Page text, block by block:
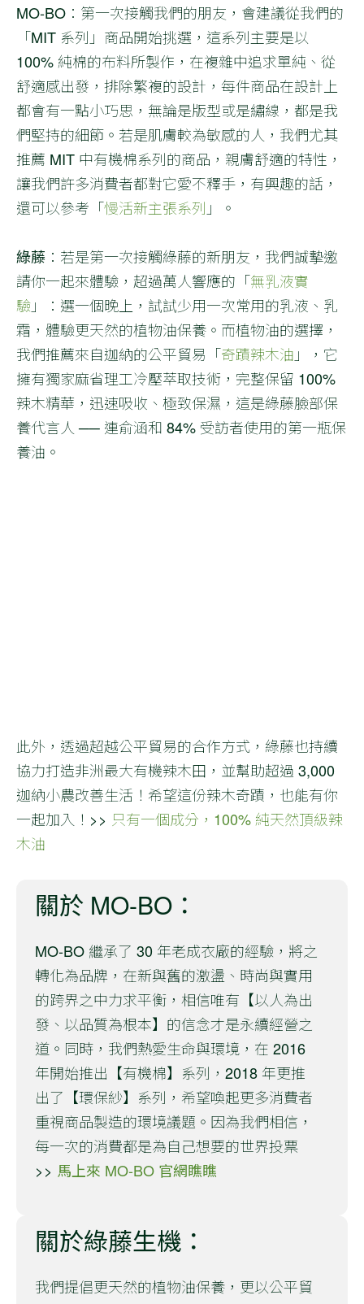
MO-BO ：第一次接觸我們的朋友，會建議從我們的
「MIT 系列」商品開始挑選，這系列主要是以
100% 純棉的布料所製作，在複雜中追求單純、從
舒適感出發，排除繁複的設計，每件商品在設計上
都會有一點小巧思，無論是版型或是繡線，都是我
們堅持的細節。若是肌膚較為敏感的人，我們尤其
推薦 MIT 中有機棉系列的商品，親膚舒適的特性，
讓我們許多消費者都對它愛不釋手，有興趣的話，
還可以參考「慢活新主張系列 」。
綠藤 ：若是第一次接觸綠藤的新朋友，我們誠摯邀
請你一起來體驗，超過萬人響應的「無乳液實
驗」：選一個晚上，試試少用一次常用的乳液、乳
霜，體驗更天然的植物油保養。而植物油的選擇，
我們推薦來自迦納的公平貿易「奇蹟辣木油 」，它
擁有獨家麻省理工冷壓萃取技術，完整保留 100%
辣木精華，迅速吸收、極致保濕，這是綠藤臉部保
養代言人 ── 連俞涵和 84% 受訪者使用的第一瓶保
養油。
此外，透過超越公平貿易的合作方式，綠藤也持續
協力打造非洲最大有機辣木田，並幫助超過 3,000
迦納小農改善生活！希望這份辣木奇蹟，也能有你
一起加入！>> 只有一個成分，100% 純天然頂級辣
木油
關於 MO-BO：
MO-BO 繼承了 30 年老成衣廠的經驗，將之
轉化為品牌，在新與舊的激盪、時尚與實用
的跨界之中力求平衡，相信唯有【以人為出
發、以品質為根本】的信念才是永續經營之
道。同時，我們熱愛生命與環境，在 2016
年開始推出【有機棉】系列，2018 年更推
出了【環保紗】系列，希望喚起更多消費者
重視商品製造的環境議題。因為我們相信，
每一次的消費都是為自己想要的世界投票
>> 馬上來 MO-BO 官網瞧瞧
關於綠藤生機：
我們提倡更天然的植物油保養，更以公平貿